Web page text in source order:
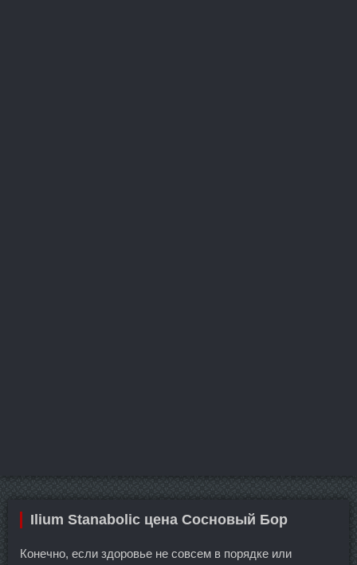
Ilium Stanabolic цена Сосновый Бор
Конечно, если здоровье не совсем в порядке или